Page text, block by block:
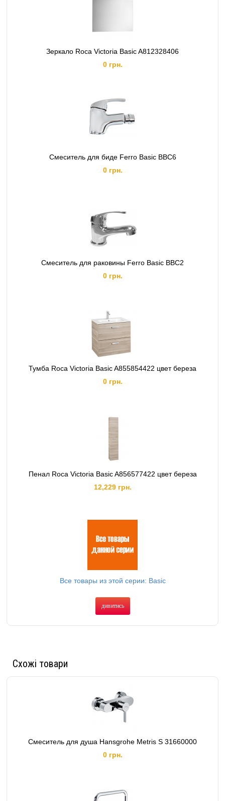
Зеркало Roca Victoria Basic A812328406
0 грн.
Смеситель для биде Ferro Basic BBC6
0 грн.
Смеситель для раковины Ferro Basic BBC2
0 грн.
Тумба Roca Victoria Basic A855854422 цвет береза
0 грн.
Пенал Roca Victoria Basic A856577422 цвет береза
12,229 грн.
Все товары из этой серии: Basic
дивитись
Схожі товари
Смеситель для душа Hansgrohe Metris S 31660000
0 грн.